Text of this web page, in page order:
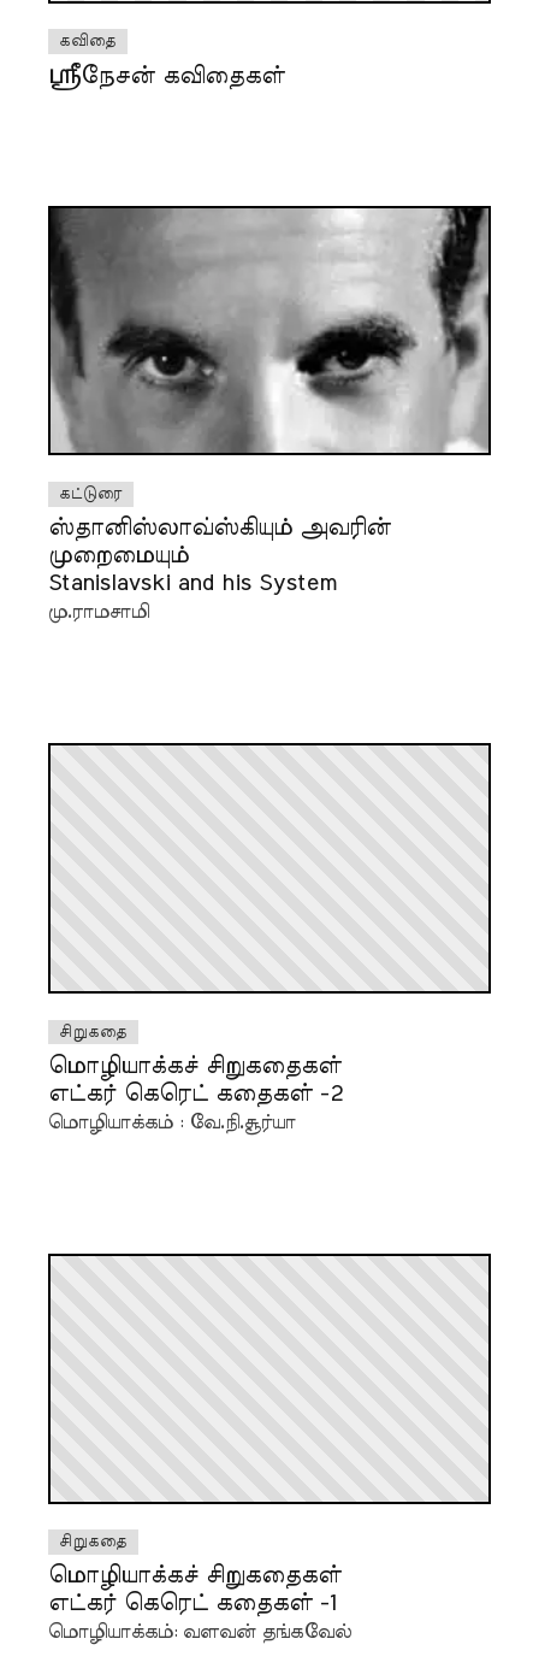
கவிதை
ஸ்ரீநேசன் கவிதைகள்
கட்டுரை
ஸ்தானிஸ்லாவ்ஸ்கியும் அவரின்
முறைமையும்
Stanislavski and his System
மு.ராமசாமி
சிறுகதை
மொழியாக்கச் சிறுகதைகள்
எட்கர் கெரெட் கதைகள் -2
மொழியாக்கம் : வே.நி.சூர்யா
சிறுகதை
மொழியாக்கச் சிறுகதைகள்
எட்கர் கெரெட் கதைகள் -1
மொழியாக்கம்: வளவன் தங்கவேல்